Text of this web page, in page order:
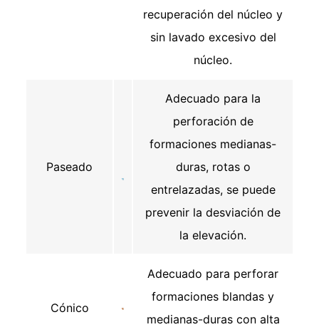
recuperación del núcleo y
sin lavado excesivo del
núcleo.
Paseado
Adecuado para la
perforación de
formaciones medianas-
duras, rotas o
entrelazadas, se puede
prevenir la desviación de
la elevación.
Cónico
Adecuado para perforar
formaciones blandas y
medianas-duras con alta